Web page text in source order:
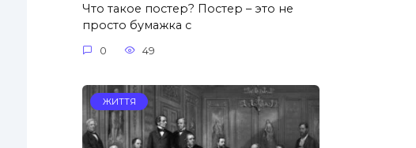
Что такое постер? Постер – это не
просто бумажка с
0 49
ЖИТТЯ